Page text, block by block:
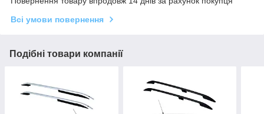
Всі умови повернення
Подібні товари компанії